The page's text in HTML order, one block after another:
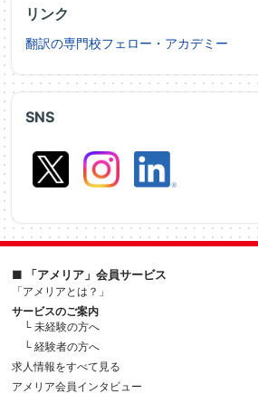
SNS
リンク
翻訳の専門校フェロー・アカデミー
■ 「アメリア」会員サービス
「アメリアとは？」
サービスのご案内
└ 未経験の方へ
└ 経験者の方へ
求人情報をすべて見る
アメリア会員インタビュー